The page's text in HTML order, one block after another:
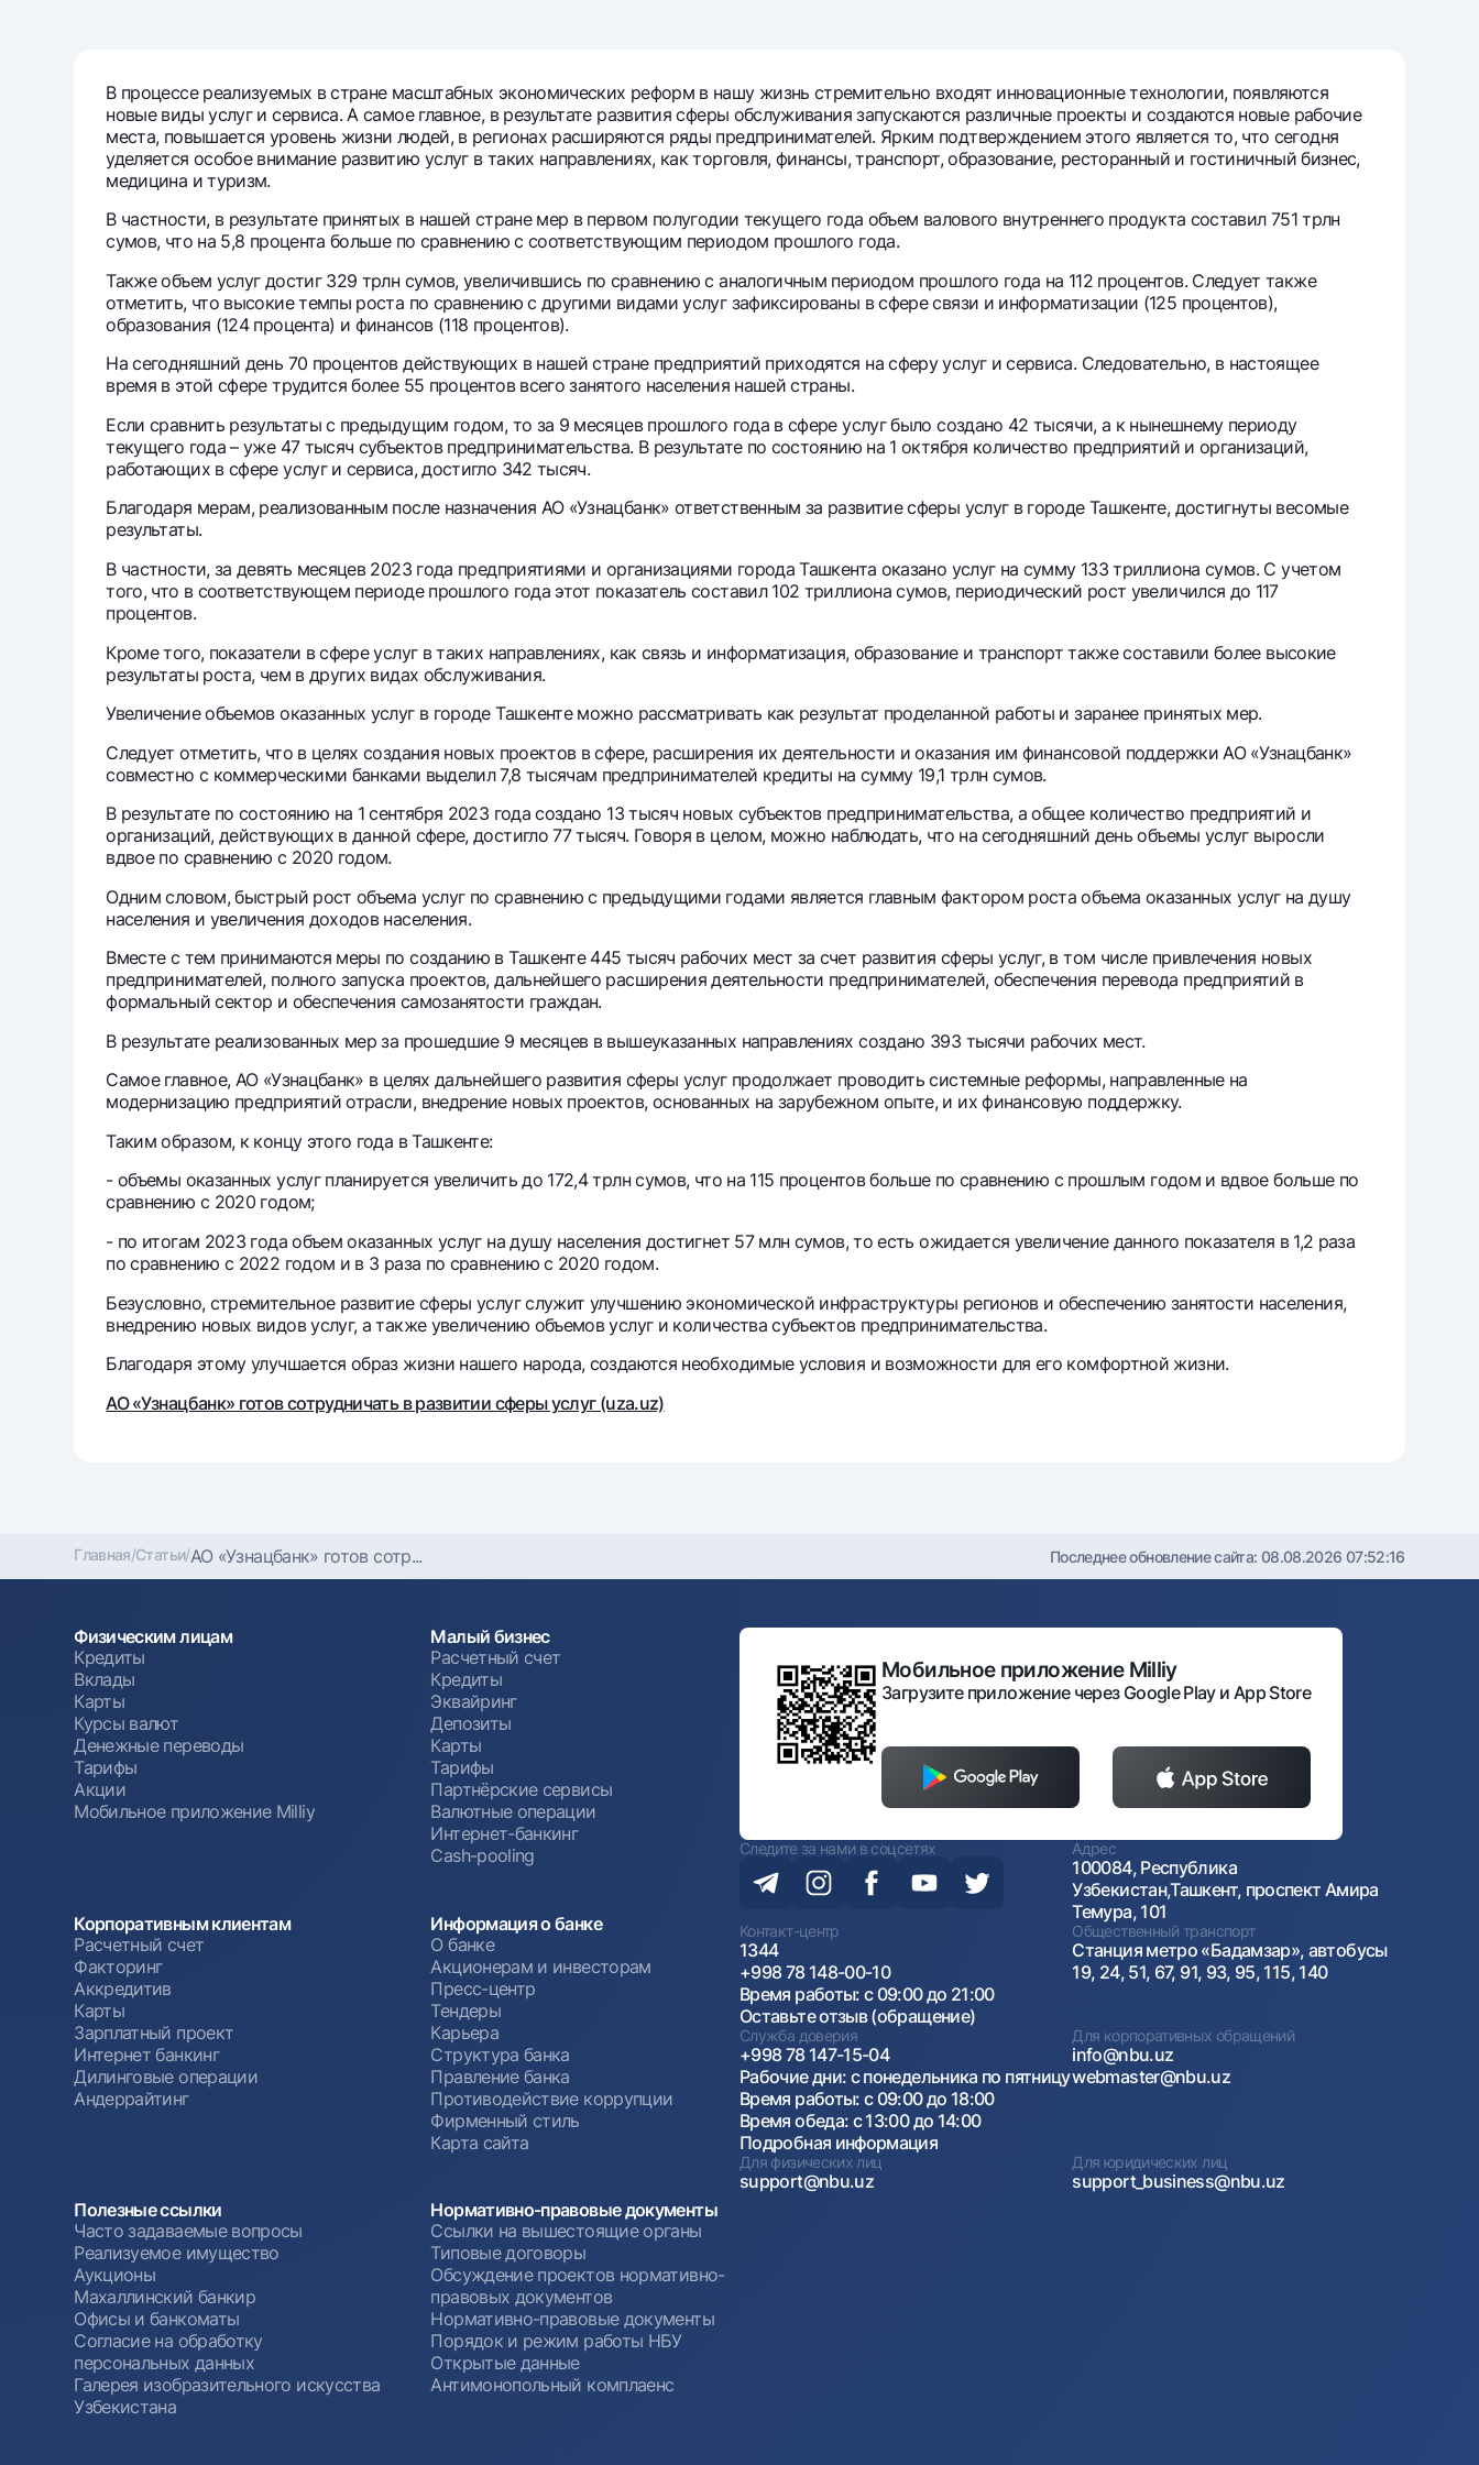
Тарифы
Акции
Мобильное приложение Milliy
Часто задаваемые вопросы
Ищите по сайту
Найти
Полезные ссылки
Часто задаваемые вопросыПресс-центр Офисы и банкоматы Согласие на обработку персональных данных
Следите за нами в соцсетях Контакт-центр
+998 78 148-00-10
1344
В процессе реализуемых в стране масштабных экономических реформ в нашу жизнь стремительно входят инновационные технологии, появляются
новые виды услуг и сервиса. А самое главное, в результате развития сферы обслуживания запускаются различные проекты и создаются новые рабочие
места, повышается уровень жизни людей, в регионах расширяются ряды предпринимателей. Ярким подтверждением этого является то, что сегодня
уделяется особое внимание развитию услуг в таких направлениях, как торговля, финансы, транспорт, образование, ресторанный и гостиничный бизнес,
медицина и туризм.
В частности, в результате принятых в нашей стране мер в первом полугодии текущего года объем валового внутреннего продукта составил 751 трлн
сумов, что на 5,8 процента больше по сравнению с соответствующим периодом прошлого года.
Также объем услуг достиг 329 трлн сумов, увеличившись по сравнению с аналогичным периодом прошлого года на 112 процентов. Следует также
отметить, что высокие темпы роста по сравнению с другими видами услуг зафиксированы в сфере связи и информатизации (125 процентов),
образования (124 процента) и финансов (118 процентов).
На сегодняшний день 70 процентов действующих в нашей стране предприятий приходятся на сферу услуг и сервиса. Следовательно, в настоящее
время в этой сфере трудится более 55 процентов всего занятого населения нашей страны.
Если сравнить результаты с предыдущим годом, то за 9 месяцев прошлого года в сфере услуг было создано 42 тысячи, а к нынешнему периоду
текущего года – уже 47 тысяч субъектов предпринимательства. В результате по состоянию на 1 октября количество предприятий и организаций,
работающих в сфере услуг и сервиса, достигло 342 тысяч.
Благодаря мерам, реализованным после назначения АО «Узнацбанк» ответственным за развитие сферы услуг в городе Ташкенте, достигнуты весомые
результаты.
В частности, за девять месяцев 2023 года предприятиями и организациями города Ташкента оказано услуг на сумму 133 триллиона сумов. С учетом
того, что в соответствующем периоде прошлого года этот показатель составил 102 триллиона сумов, периодический рост увеличился до 117
процентов.
Кроме того, показатели в сфере услуг в таких направлениях, как связь и информатизация, образование и транспорт также составили более высокие
результаты роста, чем в других видах обслуживания.
Увеличение объемов оказанных услуг в городе Ташкенте можно рассматривать как результат проделанной работы и заранее принятых мер.
Следует отметить, что в целях создания новых проектов в сфере, расширения их деятельности и оказания им финансовой поддержки АО «Узнацбанк»
совместно с коммерческими банками выделил 7,8 тысячам предпринимателей кредиты на сумму 19,1 трлн сумов.
В результате по состоянию на 1 сентября 2023 года создано 13 тысяч новых субъектов предпринимательства, а общее количество предприятий и
организаций, действующих в данной сфере, достигло 77 тысяч. Говоря в целом, можно наблюдать, что на сегодняшний день объемы услуг выросли
вдвое по сравнению с 2020 годом.
Одним словом, быстрый рост объема услуг по сравнению с предыдущими годами является главным фактором роста объема оказанных услуг на душу
населения и увеличения доходов населения.
Вместе с тем принимаются меры по созданию в Ташкенте 445 тысяч рабочих мест за счет развития сферы услуг, в том числе привлечения новых
предпринимателей, полного запуска проектов, дальнейшего расширения деятельности предпринимателей, обеспечения перевода предприятий в
формальный сектор и обеспечения самозанятости граждан.
В результате реализованных мер за прошедшие 9 месяцев в вышеуказанных направлениях создано 393 тысячи рабочих мест.
Самое главное, АО «Узнацбанк» в целях дальнейшего развития сферы услуг продолжает проводить системные реформы, направленные на
модернизацию предприятий отрасли, внедрение новых проектов, основанных на зарубежном опыте, и их финансовую поддержку.
Таким образом, к концу этого года в Ташкенте:
- объемы оказанных услуг планируется увеличить до 172,4 трлн сумов, что на 115 процентов больше по сравнению с прошлым годом и вдвое больше по
сравнению с 2020 годом;
- по итогам 2023 года объем оказанных услуг на душу населения достигнет 57 млн сумов, то есть ожидается увеличение данного показателя в 1,2 раза
по сравнению с 2022 годом и в 3 раза по сравнению с 2020 годом.
Безусловно, стремительное развитие сферы услуг служит улучшению экономической инфраструктуры регионов и обеспечению занятости населения,
внедрению новых видов услуг, а также увеличению объемов услуг и количества субъектов предпринимательства.
Благодаря этому улучшается образ жизни нашего народа, создаются необходимые условия и возможности для его комфортной жизни.
АО «Узнацбанк» готов сотрудничать в развитии сферы услуг (uza.uz)
Главная/Статьи/АО «Узнацбанк» готов сотр... Последнее обновление сайта: 08.08.2026 07:52:16
Физическим лицам
Кредиты
Вклады
Карты
Курсы валют
Денежные переводы
Тарифы
Акции
Мобильное приложение Milliy
Малый бизнес
Расчетный счет
Кредиты
Эквайринг
Депозиты
Карты
Тарифы
Партнёрские сервисы
Валютные операции
Интернет-банкинг
Cash-pooling
Корпоративным клиентам
Расчетный счет
Факторинг
Аккредитив
Карты
Зарплатный проект
Интернет банкинг
Дилинговые операции
Андеррайтинг
Информация о банке
О банке
Акционерам и инвесторам
Пресс-центр
Тендеры
Карьера
Структура банка
Правление банка
Противодействие коррупции
Фирменный стиль
Карта сайта
Полезные ссылки
Часто задаваемые вопросы
Реализуемое имущество
Аукционы
Махаллинский банкир
Офисы и банкоматы
Согласие на обработку
персональных данных
Галерея изобразительного искусства
Узбекистана
Нормативно-правовые документы
Ссылки на вышестоящие органы
Типовые договоры
Обсуждение проектов нормативно-
правовых документов
Нормативно-правовые документы
Порядок и режим работы НБУ
Открытые данные
Антимонопольный комплаенс
Мобильное приложение Milliy
Загрузите приложение через Google Play и App Store
Следите за нами в соцсетях Адрес
100084, Республика
Узбекистан,Ташкент, проспект Амира
Темура, 101
Контакт-центр
1344
+998 78 148-00-10
Время работы: с 09:00 до 21:00
Оставьте отзыв (обращение)
Общественный транспорт
Станция метро «Бадамзар», автобусы
19, 24, 51, 67, 91, 93, 95, 115, 140
Служба доверия
+998 78 147-15-04
Рабочие дни: с понедельника по пятницу
Время работы: с 09:00 до 18:00
Время обеда: с 13:00 до 14:00
Подробная информация
Для корпоративных обращений
info@nbu.uz
webmaster@nbu.uz
Для физических лиц
support@nbu.uz
Для юридических лиц
support_business@nbu.uz